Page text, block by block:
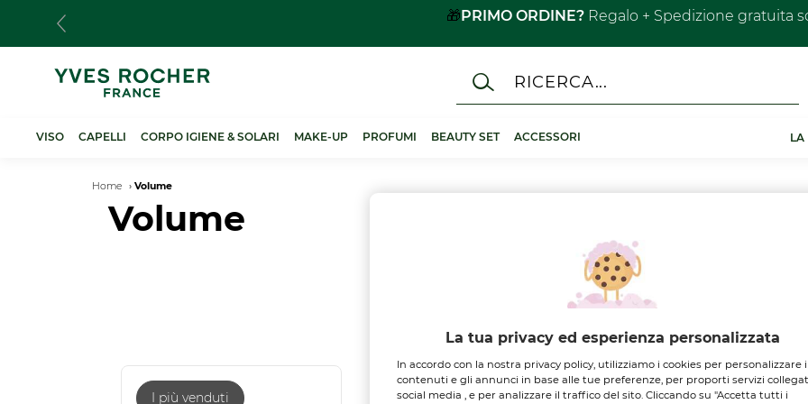
principale
🎁PRIMO ORDINE? Regalo + Spedizione gratuita
VISO CAPELLI CORPO IGIENE & SOLARI MAKE-UP PROFUMI BEAUTY SET ACCESSORI LA
Breadcrumb
Home Volume
Volume
I più venduti
La tua privacy ed esperienza personalizzata
In accordo con la nostra privacy policy, utilizziamo i cookies per personalizzare i
contenuti e gli annunci in base alle tue preferenze, per proporti servizi
social media , e per analizzare il traffico del sito. Cliccando su "Accetta tutti i